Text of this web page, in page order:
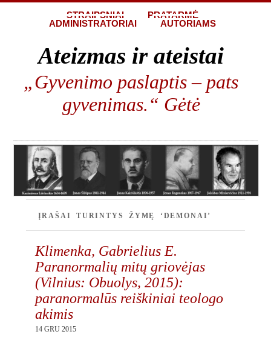
STRAIPSNIAI
PRATARMĖ
ADMINISTRATORIAI
AUTORIAMS
Ateizmas ir ateistai
„Gyvenimo paslaptis – pats
gyvenimas.“ Gėtė
ĮRAŠAI TURINTYS ŽYMĘ ‘DEMONAI’
Klimenka, Gabrielius E.
Paranormalių mitų griovėjas
(Vilnius: Obuolys, 2015):
paranormalūs reiškiniai teologo
akimis
14 GRU 2015